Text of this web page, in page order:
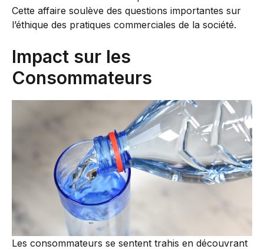
Cette affaire soulève des questions importantes sur
l’éthique des pratiques commerciales de la société.
Impact sur les
Consommateurs
Les consommateurs se sentent trahis en découvrant